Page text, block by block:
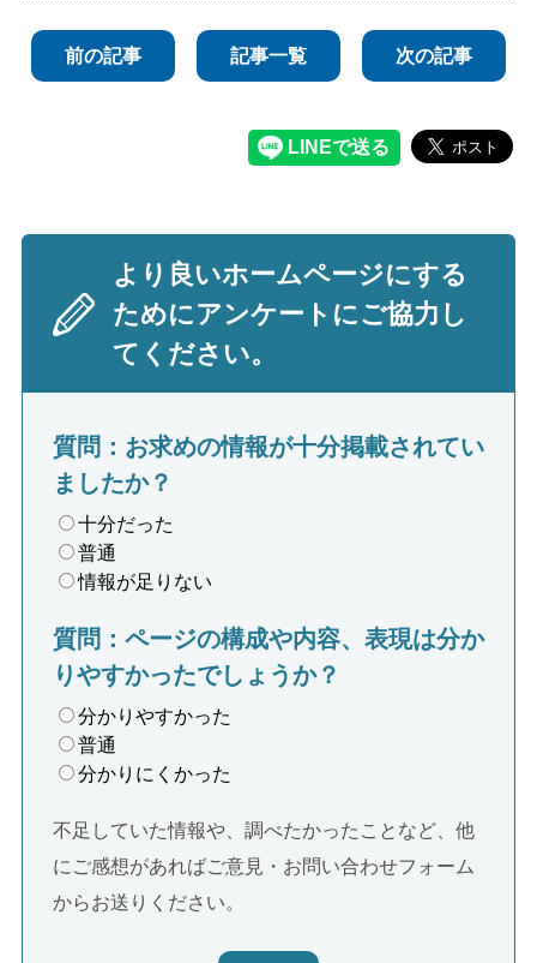
前の記事 記事一覧 次の記事
より良いホームページにする
ためにアンケートにご協力し
てください。
質問：お求めの情報が十分掲載されてい
ましたか？
十分だった
普通
情報が足りない
質問：ページの構成や内容、表現は分か
りやすかったでしょうか？
分かりやすかった
普通
分かりにくかった
不足していた情報や、調べたかったことなど、他
にご感想があればご意見・お問い合わせフォーム
からお送りください。